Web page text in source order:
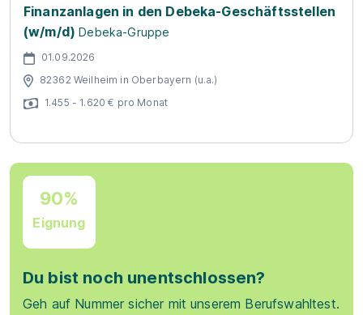
Finanzanlagen in den Debeka-Geschäftsstellen
(w/m/d)Debeka-Gruppe
01.09.2026
82362 Weilheim in Oberbayern (u.a.)
1.455 - 1.620 € pro Monat
90%
Eignung
Du bist noch unentschlossen?
Geh auf Nummer sicher mit unserem Berufswahltest.